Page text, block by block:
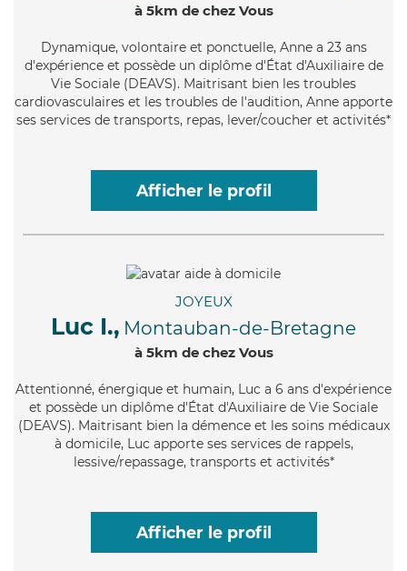
à 5km de chez Vous
Dynamique, volontaire et ponctuelle, Anne a 23 ans
d'expérience et possède un diplôme d'État d'Auxiliaire de
Vie Sociale (DEAVS). Maitrisant bien les troubles
cardiovasculaires et les troubles de l'audition, Anne apporte
ses services de transports, repas, lever/coucher et activités*
Afficher le profil
JOYEUX
Luc I., Montauban-de-Bretagne
à 5km de chez Vous
Attentionné, énergique et humain, Luc a 6 ans d'expérience
et possède un diplôme d'État d'Auxiliaire de Vie Sociale
(DEAVS). Maitrisant bien la démence et les soins médicaux
à domicile, Luc apporte ses services de rappels,
lessive/repassage, transports et activités*
Afficher le profil